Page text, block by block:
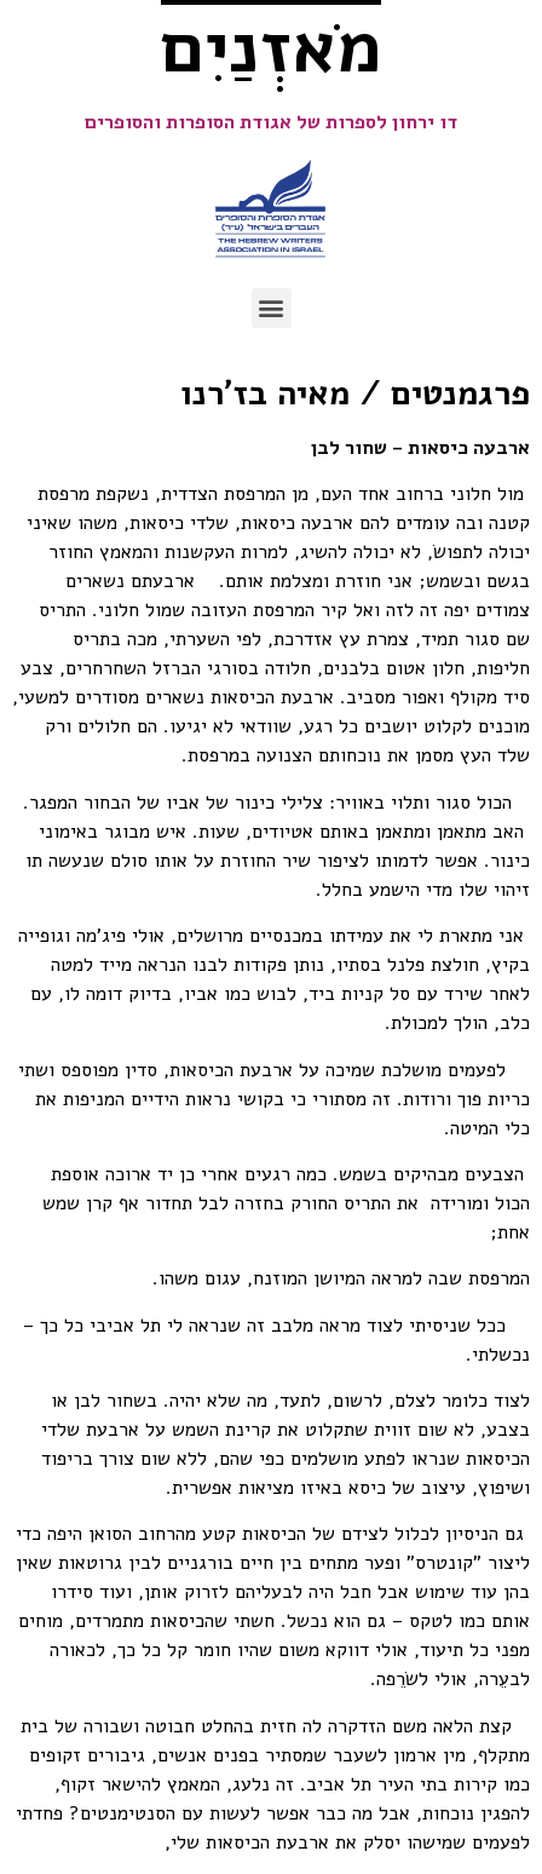
מֹאזְנַיִם
דו ירחון לספרות של אגודת הסופרות והסופרים
פרגמנטים / מאיה בז׳רנו
ארבעה כיסאות – שחור לבן
מול חלוני ברחוב אחד העם, מן המרפסת הצדדית, נשקפת מרפסת
קטנה ובה עומדים להם ארבעה כיסאות, שלדי כיסאות, משהו שאיני
יכולה לתפושׂ, לא יכולה להשיג, למרות העקשנות והמאמץ החוזר
בגשם ובשמש; אני חוזרת ומצלמת אותם. ארבעתם נשארים
צמודים יפה זה לזה ואל קיר המרפסת העזובה שמול חלוני. התריס
שם סגור תמיד, צמרת עץ אזדרכת, לפי השערתי, מכה בתריס
חליפות, חלון אטום בלבנים, חלודה בסורגי הברזל השחרחרים, צבע
סיד מקולף ואפור מסביב. ארבעת הכיסאות נשארים מסודרים למשעי,
מוכנים לקלוט יושבים כל רגע, שוודאי לא יגיעו. הם חלולים ורק
שלד העץ מסמן את נוכחותם הצנועה במרפסת.
הכול סגור ותלוי באוויר: צלילי כינור של אביו של הבחור המפגר.
האב מתאמן ומתאמן באותם אטיודים, שעות. איש מבוגר באימוני
כינור. אפשר לדמותו לציפור שיר החוזרת על אותו סולם שנעשה תו
זיהוי שלו מדי הישמע בחלל.
אני מתארת לי את עמידתו במכנסיים מרושלים, אולי פיג'מה וגופייה
בקיץ, חולצת פלנל בסתיו, נותן פקודות לבנו הנראה מייד למטה
לאחר שירד עם סל קניות ביד, לבוש כמו אביו, בדיוק דומה לו, עם
כלב, הולך למכולת.
לפעמים מושלכת שמיכה על ארבעת הכיסאות, סדין מפוספס ושתי
כריות פוך ורודות. זה מסתורי כי בקושי נראות הידיים המניפות את
כלי המיטה.
הצבעים מבהיקים בשמש. כמה רגעים אחרי כן יד ארוכה אוספת
הכול ומורידה את התריס החורק בחזרה לבל תחדור אף קרן שמש
אחת;
המרפסת שבה למראה המיושן המוזנח, עגום משהו.
ככל שניסיתי לצוד מראה מלבב זה שנראה לי תל אביבי כל כך –
נכשלתי.
לצוד כלומר לצלם, לרשום, לתעד, מה שלא יהיה. בשחור לבן או
בצבע, לא שום זווית שתקלוט את קרינת השמש על ארבעת שלדי
הכיסאות שנראו לפתע מושלמים כפי שהם, ללא שום צורך בריפוד
ושיפוץ, עיצוב של כיסא באיזו מציאות אפשרית.
גם הניסיון לכלול לצידם של הכיסאות קטע מהרחוב הסואן היפה כדי
ליצור "קונטרס" ופער מתחים בין חיים בורגניים לבין גרוטאות שאין
בהן עוד שימוש אבל חבל היה לבעליהם לזרוק אותן, ועוד סידרו
אותם כמו לטקס – גם הוא נכשל. חשתי שהכיסאות מתמרדים, מוחים
מפני כל תיעוד, אולי דווקא משום שהיו חומר קל כל כך, לכאורה
לבעֵרה, אולי לשׂרֵפה.
קצת הלאה משם הזדקרה לה חזית בהחלט חבוטה ושבורה של בית
מתקלף, מין ארמון לשעבר שמסתיר בפנים אנשים, גיבורים זקופים
כמו קירות בתי העיר תל אביב. זה נלעג, המאמץ להישאר זקוף,
להפגין נוכחות, אבל מה כבר אפשר לעשות עם הסנטימנטים? פחדתי
לפעמים שמישהו יסלק את ארבעת הכיסאות שלי,